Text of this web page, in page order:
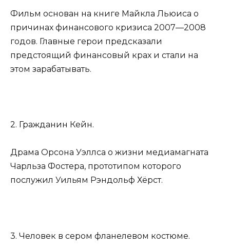
Фильм основан на книге Майкла Льюиса о
причинах финансового кризиса 2007—2008
годов. Главные герои предсказали
предстоящий финансовый крах и стали на
этом зарабатывать.
2. Гражданин Кейн.
Драма Орсона Уэллса о жизни медиамагната
Чарльза Фостера, прототипом которого
послужил Уильям Рэндольф Хёрст.
3. Человек в сером фланелевом костюме.